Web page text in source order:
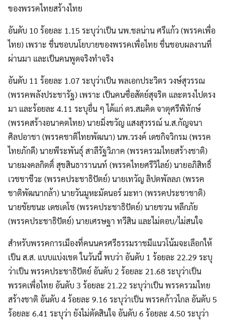
ของพรรคไทยสร้างไทย
อันดับ 10 ร้อยละ 1.15 ระบุว่าเป็น นพ.ชลน่าน ศรีแก้ว (พรรคเพื่อ
ไทย) เพราะ ชื่นชอบนโยบายของพรรคเพื่อไทย ชื่นชอบผลงานที่
ผ่านมา และเป็นคนพูดจริงทำจริง
อันดับ 11 ร้อยละ 1.07 ระบุว่าเป็น พลเอกประวิตร วงษ์สุวรรณ
(พรรคพลังประชารัฐ) เพราะ เป็นคนซื่อสัตย์สุจริต และตรงไปตรง
มา และร้อยละ 4.11 ระบุอื่น ๆ ได้แก่ ดร.สมคิด จาตุศรีพิทักษ์
(พรรคสร้างอนาคตไทย) นายมิ่งขวัญ แสงสุวรรณ์ น.ส.กัญจนา
ศิลปอาชา (พรรคชาติไทยพัฒนา) นพ.วรงค์ เดชกิจวิกรม (พรรค
ไทยภักดี) นายพีระพันธุ์ สาลีรัฐวิภาค (พรรครวมไทยสร้างชาติ)
นายมงคลกิตติ์ สุขสินธารานนท์ (พรรคไทยศรีวิไลย์) นายอภิสิทธิ์
เวชชาชีวะ (พรรคประชาธิปัตย์) นายเทวัญ ลิปตพัลลภ (พรรค
ชาติพัฒนากล้า) นายวันมูหะมัดนอร์ มะทา (พรรคประชาชาติ)
นายชัยชนะ เดชเดโช (พรรคประชาธิปัตย์) นายชวน หลีกภัย
(พรรคประชาธิปัตย์) นายเศรษฐา ทวีสิน และไม่ตอบ/ไม่สนใจ
สำหรับพรรคการเมืองที่คนนครศรีธรรมราชมีแนวโน้มจะเลือกให้
เป็น ส.ส. แบบแบ่งเขต ในวันนี้ พบว่า อันดับ 1 ร้อยละ 22.29 ระบุ
ว่าเป็น พรรคประชาธิปัตย์ อันดับ 2 ร้อยละ 21.68 ระบุว่าเป็น
พรรคเพื่อไทย อันดับ 3 ร้อยละ 21.22 ระบุว่าเป็น พรรครวมไทย
สร้างชาติ อันดับ 4 ร้อยละ 9.16 ระบุว่าเป็น พรรคก้าวไกล อันดับ 5
ร้อยละ 6.41 ระบุว่า ยังไม่ตัดสินใจ อันดับ 6 ร้อยละ 4.50 ระบุว่า